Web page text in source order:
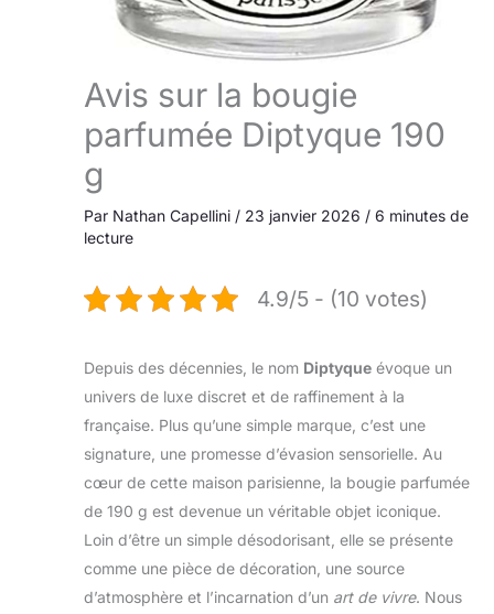
Avis sur la bougie
parfumée Diptyque 190
g
Par Nathan Capellini / 23 janvier 2026 / 6 minutes de
lecture
4.9/5 - (10 votes)
Depuis des décennies, le nom Diptyque évoque un
univers de luxe discret et de raffinement à la
française. Plus qu’une simple marque, c’est une
signature, une promesse d’évasion sensorielle. Au
cœur de cette maison parisienne, la bougie parfumée
de 190 g est devenue un véritable objet iconique.
Loin d’être un simple désodorisant, elle se présente
comme une pièce de décoration, une source
d’atmosphère et l’incarnation d’un art de vivre. Nous